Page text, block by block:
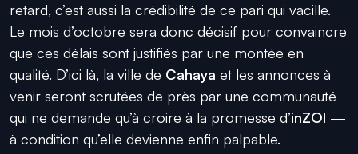
retard, c’est aussi la crédibilité de ce pari qui vacille.
Le mois d’octobre sera donc décisif pour convaincre
que ces délais sont justifiés par une montée en
qualité. D’ici là, la ville de Cahaya et les annonces à
venir seront scrutées de près par une communauté
qui ne demande qu’à croire à la promesse d’inZOI —
à condition qu’elle devienne enfin palpable.